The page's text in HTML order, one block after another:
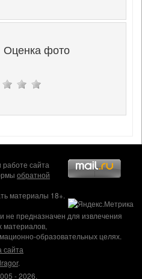
Оценка фото
сайта
обратной
материалы 18+.
не предназначен для извлечения
материалов,
образовательных целях.
сайта
.
- 2026.